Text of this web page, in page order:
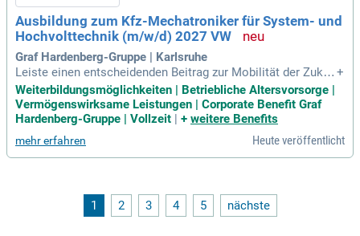
ner Azubi-Startwoche, spannenden Aufgaben und einem coo
len Team!
Ausbildung zum Kfz-Mechatroniker für System- und
Hochvolttechnik (m/w/d) 2027 VW
Graf Hardenberg-Gruppe | Karlsruhe
Leiste einen entscheidenden Beitrag zur Mobilität der Zukun
ft! Starte deine Ausbildung zum Kfz-Mechatroniker für Syste
m- und Hochvolttechnik (m/w/d) bei der erfolgreichen Graf
Hardenberg Automobilhandelsgruppe ab dem 01.09.2027. Pr
ofitiere von einem attraktiven Gehalt zwischen 1.218 und 1.4
48 € pro Monat in einem krisensicheren Arbeitsplatz in Bad
en-Württemberg oder Rheinland-Pfalz. Hier verbinden sich Tr
ät von morgen aktiv mit! Bewirb dich jetzt und starte deine K
arriere im Volkswagen Zentrum Karlsruhe!
+
Weiterbildungsmöglichkeiten | Betriebliche Altersvorsorge |
Vermögenswirksame Leistungen | Corporate Benefit Graf
Hardenberg-Gruppe | Vollzeit | + weitere Benefits
mehr erfahren Heute veröffentlicht
1 2 3 4 5 nächste